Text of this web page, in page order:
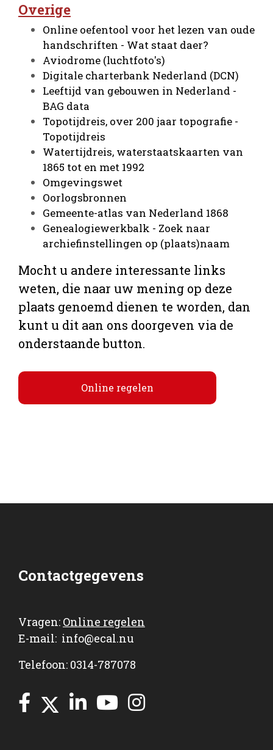
Overige
Online oefentool voor het lezen van oude
handschriften - Wat staat daer?
Aviodrome (luchtfoto's)
Digitale charterbank Nederland (DCN)
Leeftijd van gebouwen in Nederland -
BAG data
Topotijdreis, over 200 jaar topografie -
Topotijdreis
Watertijdreis, waterstaatskaarten van
1865 tot en met 1992
Omgevingswet
Oorlogsbronnen
Gemeente-atlas van Nederland 1868
Genealogiewerkbalk - Zoek naar
archiefinstellingen op (plaats)naam
Mocht u andere interessante links
weten, die naar uw mening op deze
plaats genoemd dienen te worden, dan
kunt u dit aan ons doorgeven via de
onderstaande button.
Online regelen
Contactgegevens
Vragen: Online regelen
E-mail: info@ecal.nu
Telefoon: 0314-787078